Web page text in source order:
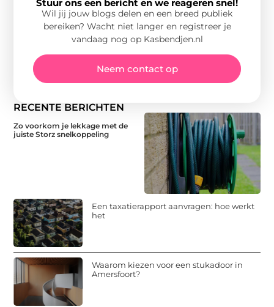
RECENTE BERICHTEN
Zo voorkom je lekkage met de
juiste Storz snelkoppeling
Een taxatierapport aanvragen: hoe werkt
het
Waarom kiezen voor een stukadoor in
Amersfoort?
Stuur ons een bericht en we reageren snel!
Wil jij jouw blogs delen en een breed publiek
bereiken? Wacht niet langer en registreer je
vandaag nog op Kasbendjen.nl
Neem contact op